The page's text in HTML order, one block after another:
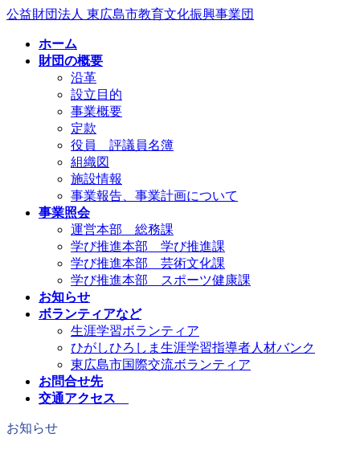
コ
ナ
公益財団法人 東広島市教育文化振興事業団
ホーム
財団の概要
沿革
設立目的
事業概要
定款
役員 評議員名簿
組織図
施設情報
事業報告、事業計画について
事業照会
運営本部 総務課
学び推進本部 学び推進課
学び推進本部 芸術文化課
学び推進本部 スポーツ健康課
お知らせ
ボランティアなど
生涯学習ボランティア
ひがしひろしま生涯学習指導者人材バンク
東広島市国際交流ボランティア
お問合せ先
交通アクセス
お知らせ